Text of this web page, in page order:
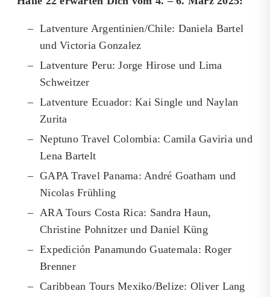
Latventure Argentinien/Chile: Daniela Bartel
und Victoria Gonzalez
Latventure Peru: Jorge Hirose und Lima
Schweitzer
Latventure Ecuador: Kai Single und Naylan
Zurita
Neptuno Travel Colombia: Camila Gaviria und
Lena Bartelt
GAPA Travel Panama: André Goatham und
Nicolas Frühling
ARA Tours Costa Rica: Sandra Haun,
Christine Pohnitzer und Daniel Küng
Expedición Panamundo Guatemala: Roger
Brenner
Caribbean Tours Mexiko/Belize: Oliver Lang